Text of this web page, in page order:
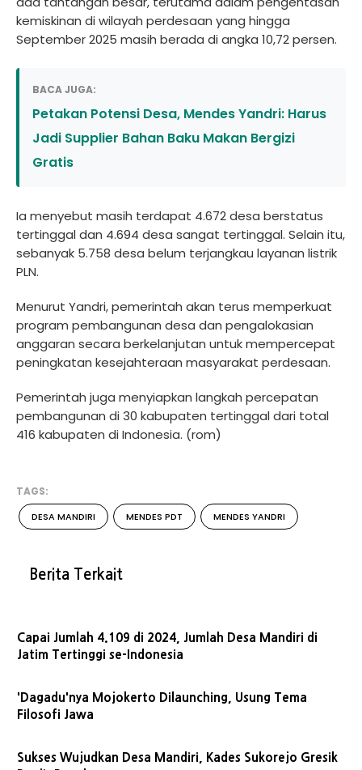
kemiskinan di wilayah perdesaan yang hingga
September 2025 masih berada di angka 10,72 persen.
BACA JUGA:
Petakan Potensi Desa, Mendes Yandri: Harus
Jadi Supplier Bahan Baku Makan Bergizi
Gratis
Ia menyebut masih terdapat 4.672 desa berstatus
tertinggal dan 4.694 desa sangat tertinggal. Selain itu,
sebanyak 5.758 desa belum terjangkau layanan listrik
PLN.
Menurut Yandri, pemerintah akan terus memperkuat
program pembangunan desa dan pengalokasian
anggaran secara berkelanjutan untuk mempercepat
peningkatan kesejahteraan masyarakat perdesaan.
Pemerintah juga menyiapkan langkah percepatan
pembangunan di 30 kabupaten tertinggal dari total
416 kabupaten di Indonesia. (rom)
TAGS:
DESA MANDIRI MENDES PDT MENDES YANDRI
Berita Terkait
Capai Jumlah 4.109 di 2024, Jumlah Desa Mandiri di
Jatim Tertinggi se-Indonesia
'Dagadu'nya Mojokerto Dilaunching, Usung Tema
Filosofi Jawa
Sukses Wujudkan Desa Mandiri, Kades Sukorejo Gresik